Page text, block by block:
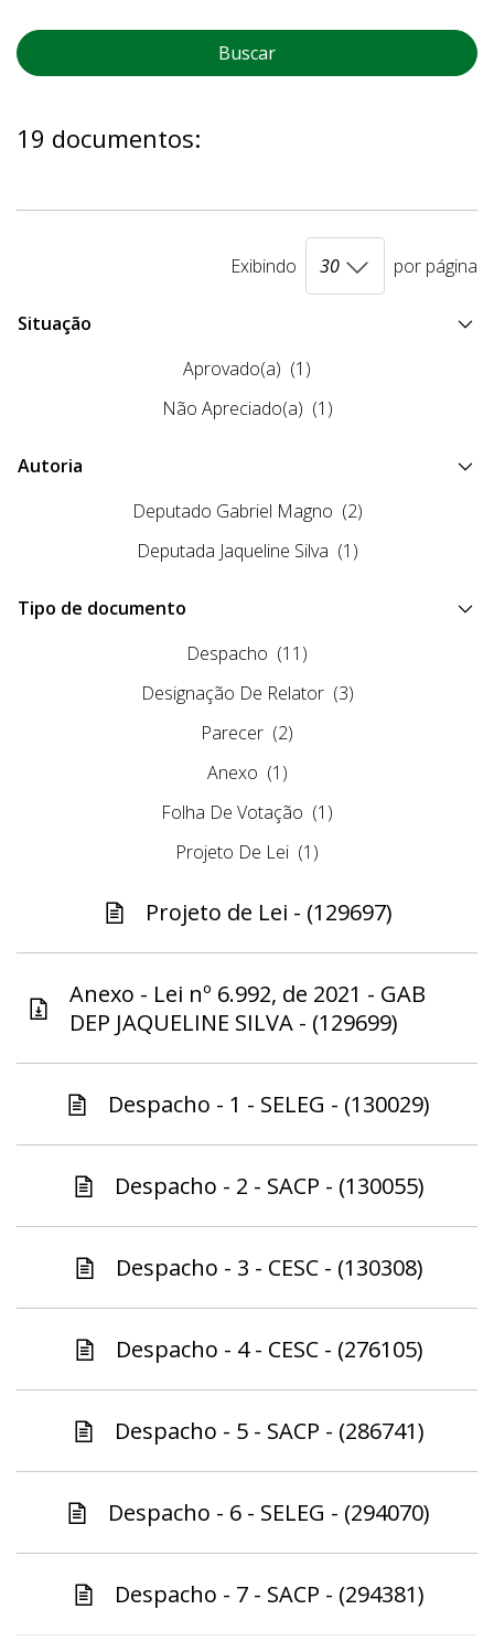
Buscar
19 documentos:
Exibindo por página
Situação
Aprovado(a) (1)
Não Apreciado(a) (1)
Autoria
Deputado Gabriel Magno (2)
Deputada Jaqueline Silva (1)
Tipo de documento
Despacho (11)
Designação De Relator (3)
Parecer (2)
Anexo (1)
Folha De Votação (1)
Projeto De Lei (1)
Projeto de Lei - (129697)
Anexo - Lei nº 6.992, de 2021 - GAB
DEP JAQUELINE SILVA - (129699)
Despacho - 1 - SELEG - (130029)
Despacho - 2 - SACP - (130055)
Despacho - 3 - CESC - (130308)
Despacho - 4 - CESC - (276105)
Despacho - 5 - SACP - (286741)
Despacho - 6 - SELEG - (294070)
Despacho - 7 - SACP - (294381)